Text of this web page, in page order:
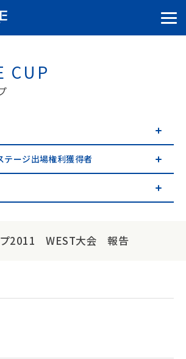
CUP
テージ出場権利獲得者
プ2011 WEST大会 報告